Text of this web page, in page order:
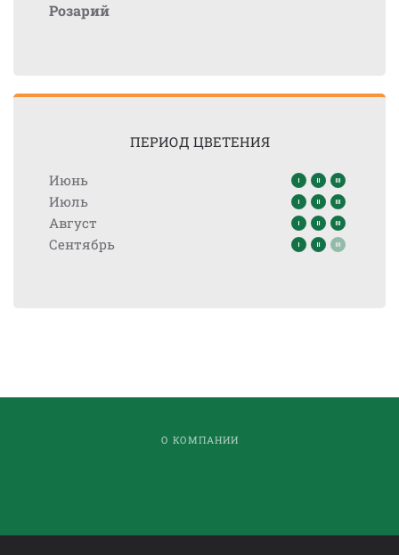
Розарий
ПЕРИОД ЦВЕТЕНИЯ
Июнь
Июль
Август
Сентябрь
О КОМПАНИИ